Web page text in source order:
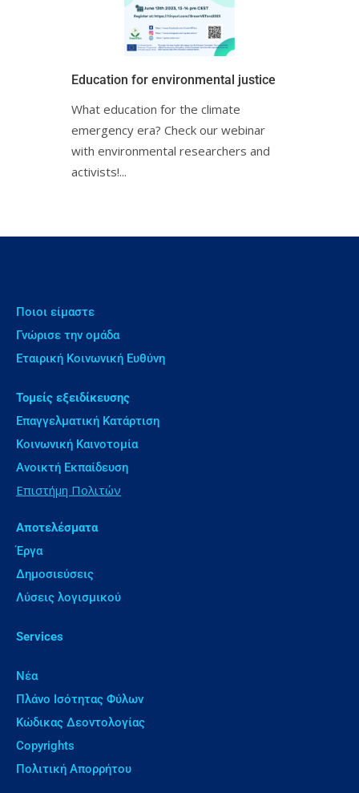
Education for environmental justiceㅤㅤ
What education for the climate
emergency era? Check our webinar
with environmental researchers and
activists!...
Ποιοι είμαστε
Γνώρισε την ομάδα
Εταιρική Κοινωνική Ευθύνη
Τομείς εξειδίκευσης
Επαγγελματική Κατάρτιση
Κοινωνική Καινοτομία
Ανοικτή Εκπαίδευση
Επιστήμη Πολιτών
Αποτελέσματα
Έργα
Δημοσιεύσεις
Λύσεις λογισμικού
Services
Νέα
Πλάνο Ισότητας Φύλων
Κώδικας Δεοντολογίας
Copyrights
Πολιτική Απορρήτου